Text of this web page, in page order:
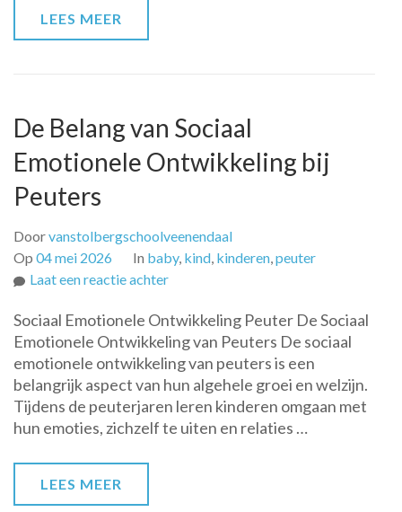
LEES MEER
De Belang van Sociaal
Emotionele Ontwikkeling bij
Peuters
Doorvanstolbergschoolveenendaal
Op 04 mei 2026 In baby, kind, kinderen,peuter
Laat een reactie achterop
Belang
van
Sociaal
Emotionele
Ontwikkeling
bij
Sociaal Emotionele Ontwikkeling Peuter De Sociaal
Emotionele Ontwikkeling van Peuters De sociaal
emotionele ontwikkeling van peuters is een
belangrijk aspect van hun algehele groei en welzijn.
Tijdens de peuterjaren leren kinderen omgaan met
hun emoties, zichzelf te uiten en relaties …
LEES MEER